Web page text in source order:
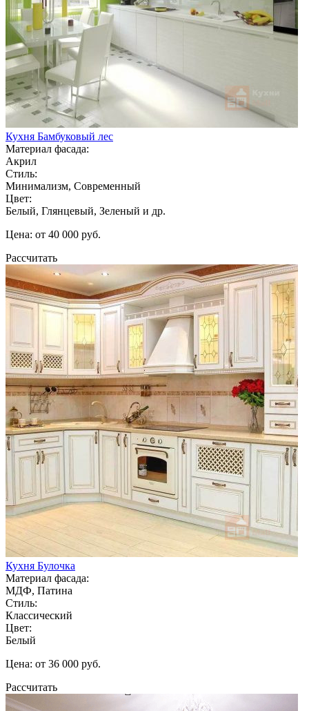
Кухня Бамбуковый лес
Материал фасада:
Акрил
Стиль:
Минимализм, Современный
Цвет:
Белый, Глянцевый, Зеленый и др.
Цена: от 40 000 руб.
Рассчитать
Кухня Булочка
Материал фасада:
МДФ, Патина
Стиль:
Классический
Цвет:
Белый
Цена: от 36 000 руб.
Рассчитать